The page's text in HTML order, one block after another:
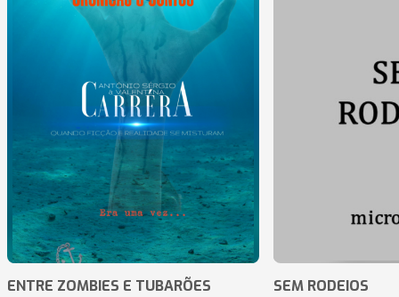
ENTRE ZOMBIES E TUBARÕES SEM RODEIOS